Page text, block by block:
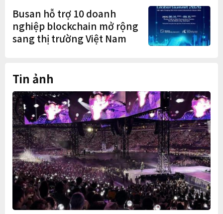
Busan hỗ trợ 10 doanh
nghiệp blockchain mở rộng
sang thị trường Việt Nam
Tin ảnh